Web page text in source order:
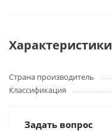
Характеристики
Страна производитель
Классификация
Задать вопрос